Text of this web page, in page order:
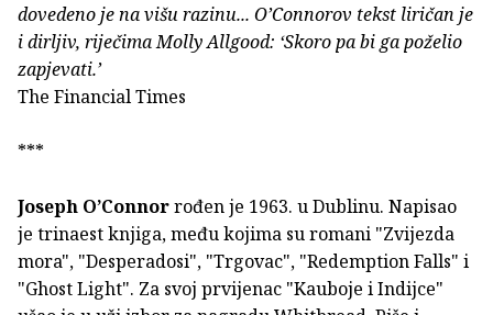
dovedeno je na višu razinu... O’Connorov tekst liričan je
i dirljiv, riječima Molly Allgood: ‘Skoro pa bi ga poželio
zapjevati.’
The Financial Times
***
Joseph O’Connorrođen je 1963. u Dublinu. Napisao
je trinaest knjiga, među kojima su romani "Zvijezda
mora", "Desperadosi", "Trgovac", "Redemption Falls" i
"Ghost Light". Za svoj prvijenac "Kauboje i Indijce"